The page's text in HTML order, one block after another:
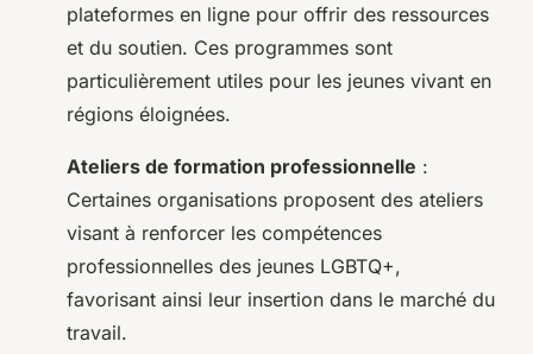
plateformes en ligne pour offrir des ressources
et du soutien. Ces programmes sont
particulièrement utiles pour les jeunes vivant en
régions éloignées.
Ateliers de formation professionnelle :
Certaines organisations proposent des ateliers
visant à renforcer les compétences
professionnelles des jeunes LGBTQ+,
favorisant ainsi leur insertion dans le marché du
travail.